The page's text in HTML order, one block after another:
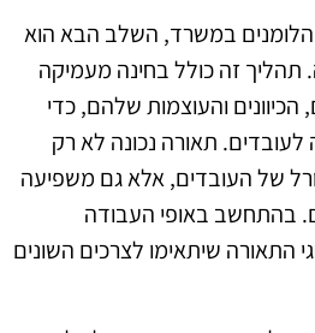
במשרד, השלב הבא הוא
תהליך זה כולל בחינה מעמיקה
והעוצמות שלהם, כדי
לעובדים. תאורה נכונה לא רק
של העובדים, אלא גם משפיעה
בהתחשב באופי העבודה
התאורה שיתאימו לצרכים השונים